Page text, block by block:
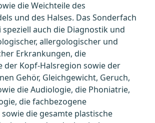
die Weichteile des
und des Halses. Das Sonderfach
auch die Diagnostik und
allergologischer und
Erkrankungen, die
der Kopf-Halsregion sowie der
Gehör, Gleichgewicht, Geruch,
die Audiologie, die Phoniatrie,
die fachbezogene
die gesamte plastische